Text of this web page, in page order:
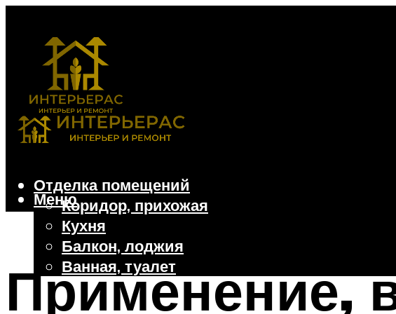
Отделка помещений
Коридор, прихожая
Кухня
Балкон, лоджия
Ванная, туалет
Дачные и частные дома
Отделочные материалы
Меню
Применение,